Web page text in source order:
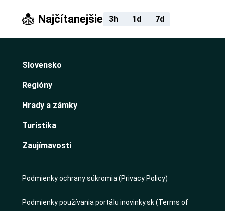
Najčítanejšie 3h 1d 7d
Slovensko
Regióny
Hrady a zámky
Turistika
Zaujímavosti
Podmienky ochrany súkromia (Privacy Policy)
Podmienky používania portálu inovinky.sk (Terms of